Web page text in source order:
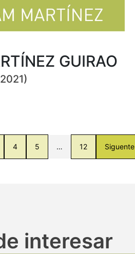
GUIRAO
4 5 … 12 Siguente
interesar